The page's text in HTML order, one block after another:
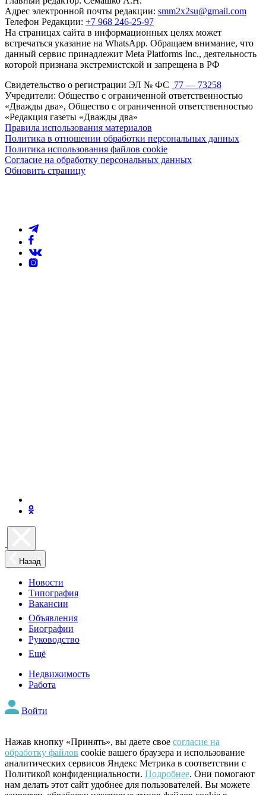
Адрес электронной почты редакции: smm2x2su@gmail.com
Телефон Редакции: +7 968 246-25-97
На страницах сайта в информационных целях может
встречаться указание на WhatsApp. Обращаем внимание, что
данный сервис принадлежит Meta Platforms Inc., деятельность
которой признана экстремистской и запрещена в РФ
Свидетельство о регистрации ЭЛ № ФС 77 — 73258
Учредители: Общество с ограниченной ответственностью
«Дважды два», Общество с ограниченной ответственностью
«Редакция газеты «Дважды два»
Правила использования материалов
Политика в отношении обработки персональных данных
Политика использования файлов cookie
Согласие на обработку персональных данных
Обновить страницу
Назад
Новости
Типография
Вакансии
Объявления
Биографии
Руководство
Ещё
Недвижимость
Работа
Войти
Нажав кнопку «Принять», вы даете свое согласие на
обработку файлов cookie вашего браузера и использование
аналитических сервисов Яндекс Метрика в соответствии с
Политикой конфиденциальности. Подробнее. Они помогают
нам делать этот сайт удобнее для пользователей. Вы можете